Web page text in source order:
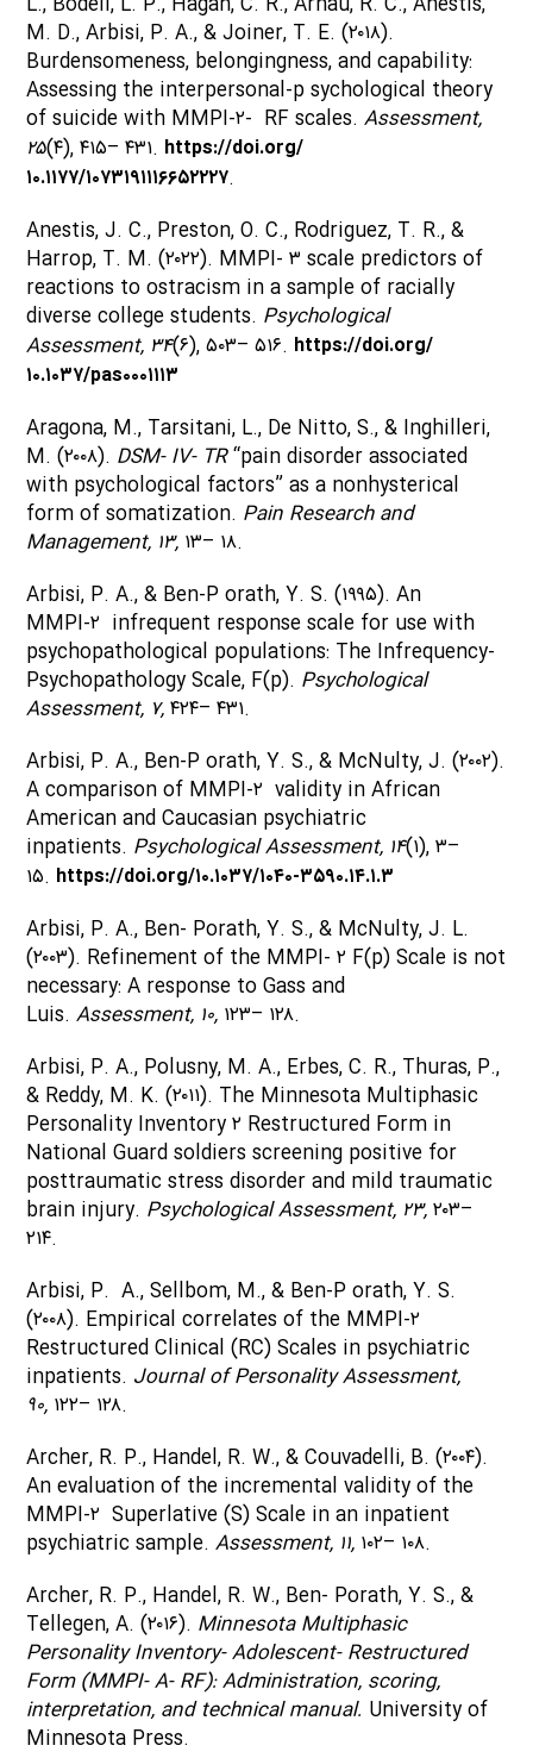
M. D., Arbisi, P. A., & Joiner, T. E. (۲۰۱۸).
Burdensomeness, belongingness, and capability:
Assessing the interpersonal-p sychological theory
of suicide with MMPI-۲- RF scales.Assessment,
۲۵(۴), ۴۱۵– ۴۳۱. https://doi.org/
۱۰.۱۱۷۷/۱۰۷۳۱۹۱۱۱۶۶۵۲۲۲۷.
Anestis, J. C., Preston, O. C., Rodriguez, T. R., &
Harrop, T. M. (۲۰۲۲). MMPI- ۳ scale predictors of
reactions to ostracism in a sample of racially
diverse college students. Psychological
Assessment, ۳۴(۶), ۵۰۳– ۵۱۶. https://doi.org/
۱۰.۱۰۳۷/pas۰۰۰۱۱۱۳
Aragona, M., Tarsitani, L., De Nitto, S., & Inghilleri,
M. (۲۰۰۸). DSM- IV- TR“pain disorder associated
with psychological factors” as a nonhysterical
form of somatization. Pain Research and
Management, ۱۳, ۱۳– ۱۸.
Arbisi, P. A., & Ben-P orath, Y. S. (۱۹۹۵). An
MMPI-۲ infrequent response scale for use with
psychopathological populations: The Infrequency-
Psychopathology Scale, F(p). Psychological
Assessment, ۷,۴۲۴– ۴۳۱.
Arbisi, P. A., Ben-P orath, Y. S., & McNulty, J. (۲۰۰۲).
A comparison of MMPI-۲ validity in African
American and Caucasian psychiatric
inpatients. Psychological Assessment, ۱۴(۱), ۳–
۱۵. https://doi.org/۱۰.۱۰۳۷/۱۰۴۰-۳۵۹۰.۱۴.۱.۳
Arbisi, P. A., Ben- Porath, Y. S., & McNulty, J. L.
(۲۰۰۳). Refinement of the MMPI- ۲ F(p) Scale is not
necessary: A response to Gass and
Luis.Assessment, ۱۰, ۱۲۳– ۱۲۸.
Arbisi, P. A., Polusny, M. A., Erbes, C. R., Thuras, P.,
& Reddy, M. K. (۲۰۱۱). The Minnesota Multiphasic
Personality Inventory ۲ Restructured Form in
National Guard soldiers screening positive for
posttraumatic stress disorder and mild traumatic
brain injury. Psychological Assessment, ۲۳,۲۰۳–
۲۱۴.
Arbisi, P. A., Sellbom, M., & Ben-P orath, Y. S.
(۲۰۰۸). Empirical correlates of the MMPI-۲
Restructured Clinical (RC) Scales in psychiatric
inpatients. Journal of Personality Assessment,
۹۰, ۱۲۲– ۱۲۸.
Archer, R. P., Handel, R. W., & Couvadelli, B. (۲۰۰۴).
An evaluation of the incremental validity of the
MMPI-۲ Superlative (S) Scale in an inpatient
psychiatric sample.Assessment, ۱۱, ۱۰۲– ۱۰۸.
Archer, R. P., Handel, R. W., Ben- Porath, Y. S., &
Tellegen, A. (۲۰۱۶). Minnesota Multiphasic
Personality Inventory- Adolescent- Restructured
Form (MMPI- A- RF): Administration, scoring,
interpretation, and technical manual. University of
Minnesota Press.